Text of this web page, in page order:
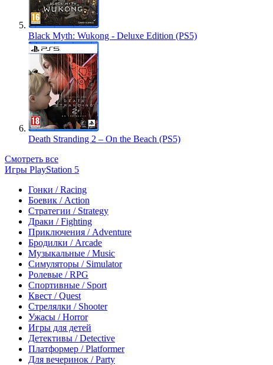
Black Myth: Wukong - Deluxe Edition (PS5)
Death Stranding 2 – On the Beach (PS5)
Смотреть все
Игры PlayStation 5
Гонки / Racing
Боевик / Action
Стратегии / Strategy
Драки / Fighting
Приключения / Adventure
Бродилки / Arcade
Музыкальные / Music
Симуляторы / Simulator
Ролевые / RPG
Спортивные / Sport
Квест / Quest
Стрелялки / Shooter
Ужасы / Horror
Игры для детей
Детективы / Detective
Платформер / Platformer
Для вечеринок / Party